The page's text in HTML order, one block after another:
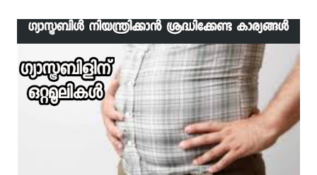
ഇഞ്ചി വെളുത്തുള്ളി, സവാള എന്നിവ ചേർത്ത് വഴറ്റാം.
ഇതിൽ പൊടികളെല്ലാം ചേർത്ത് ചൂടാക്കിയശേഷം വേവിച്ച്
മാറ്റിവച്ച ചിക്കൻ ചേർത്ത് ഒന്ന് ഇളകിയെടുക്കാം. ഇനി ഒരു
മിക്സിയുടെ ജാറിലേക്ക് മുട്ട, മൈദ, വെള്ളം പാകത്തിന് ഉപ്പ്
എന്നിവ ചേർത്ത് നന്നായിട്ട് അടിച്ചെടുക്കാം. ഇനി ഒരു പാനിൽ
മാവൊഴിച്ചു ദോശ ചുട്ടെടുക്കാം. ഇനി ഒരു പാത്രത്തിൽ മുട്ട
പൊട്ടിച്ച് ഒഴിക്കാം കൂടെത്തന്നെ പാൽ, കുരുമുളകുപൊടി, ഉപ്പ്,
മല്ലിയില എന്നിവ ചേർത്തൊരു മിക്സ്‌ തയാറാക്കാം. ഇനി